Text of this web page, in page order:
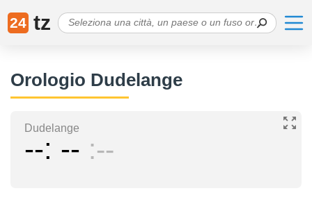
24 tz
Orologio Dudelange
Dudelange
-- -- --